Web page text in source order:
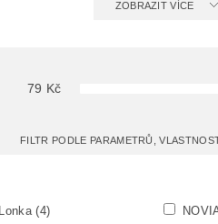
ZOBRAZIT VÍCE
79 Kč
FILTR PODLE PARAMETRŮ,
Lonka(4)